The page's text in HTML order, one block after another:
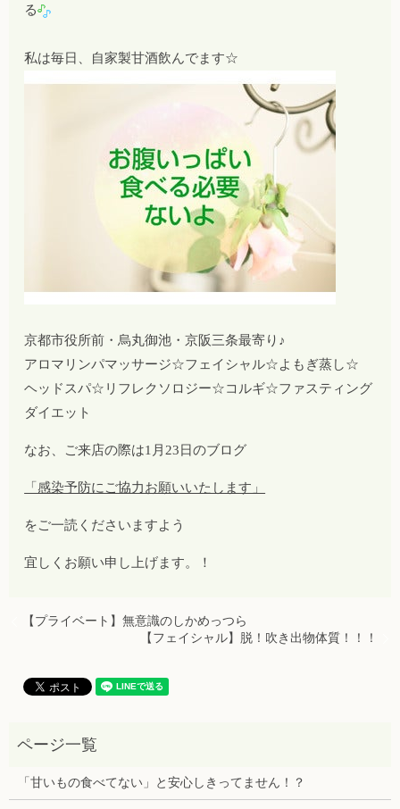
る
私は毎日、自家製甘酒飲んでます☆
京都市役所前・烏丸御池・京阪三条最寄り♪
アロマリンパマッサージ☆フェイシャル☆よもぎ蒸し☆
ヘッドスパ☆リフレクソロジー☆コルギ☆ファスティング
ダイエット
なお、ご来店の際は1月23日のブログ
「感染予防にご協力お願いいたします」
をご一読くださいますよう
宜しくお願い申し上げます。！
【プライベート】無意識のしかめっつら
【フェイシャル】脱！吹き出物体質！！！
「甘いもの食べてない」と安心しきってません！？